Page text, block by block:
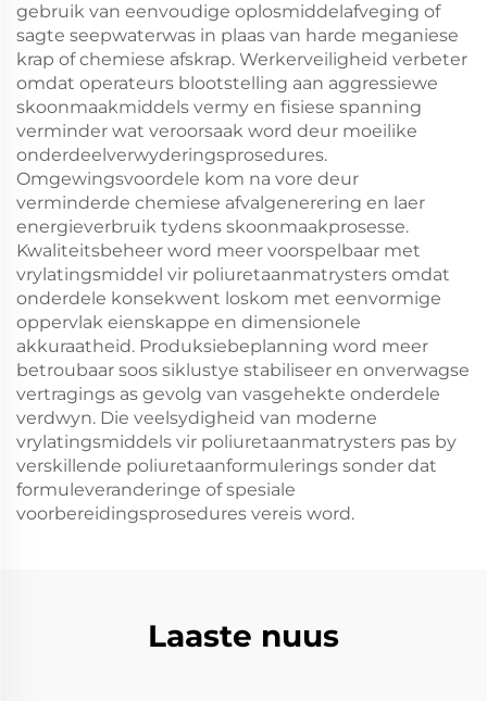
gebruik van eenvoudige oplosmiddelafveging of
sagte seepwaterwas in plaas van harde meganiese
krap of chemiese afskrap. Werkerveiligheid verbeter
omdat operateurs blootstelling aan aggressiewe
skoonmaakmiddels vermy en fisiese spanning
verminder wat veroorsaak word deur moeilike
onderdeelverwyderingsprosedures.
Omgewingsvoordele kom na vore deur
verminderde chemiese afvalgenerering en laer
energieverbruik tydens skoonmaakprosesse.
Kwaliteitsbeheer word meer voorspelbaar met
vrylatingsmiddel vir poliuretaanmatrysters omdat
onderdele konsekwent loskom met eenvormige
oppervlak eienskappe en dimensionele
akkuraatheid. Produksiebeplanning word meer
betroubaar soos siklustye stabiliseer en onverwagse
vertragings as gevolg van vasgehekte onderdele
verdwyn. Die veelsydigheid van moderne
vrylatingsmiddels vir poliuretaanmatrysters pas by
verskillende poliuretaanformulerings sonder dat
formuleveranderinge of spesiale
voorbereidingsprosedures vereis word.
Laaste nuus